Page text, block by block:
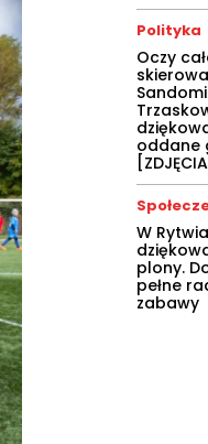
Polityka
Oczy
oddane
W
plony.
pełne
zabawy